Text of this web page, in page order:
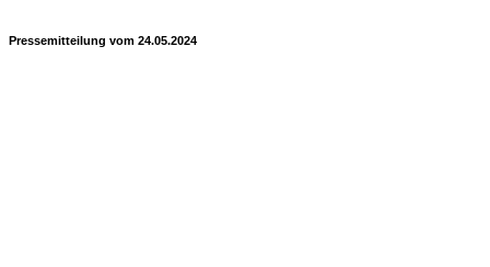
Pressemitteilung vom 24.05.2024